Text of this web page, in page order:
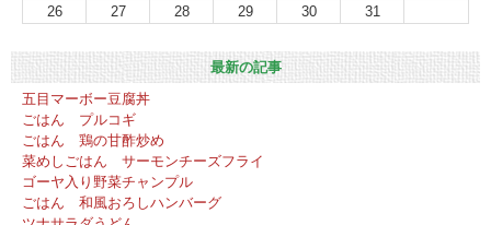
26
27 28 29 30 31
最新の記事
五目マーボー豆腐丼
ごはん プルコギ
ごはん 鶏の甘酢炒め
菜めしごはん サーモンチーズフライ
ゴーヤ入り野菜チャンプル
ごはん 和風おろしハンバーグ